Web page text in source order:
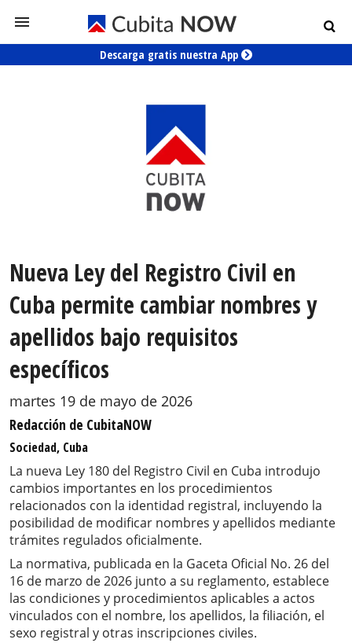
Descarga gratis nuestra App
Nueva Ley del Registro Civil en
Cuba permite cambiar nombres y
apellidos bajo requisitos
específicos
martes 19 de mayo de 2026
Redacción de CubitaNOW
Sociedad, Cuba
La nueva Ley 180 del Registro Civil en Cuba introdujo
cambios importantes en los procedimientos
relacionados con la identidad registral, incluyendo la
posibilidad de modificar nombres y apellidos mediante
trámites regulados oficialmente.
La normativa, publicada en la Gaceta Oficial No. 26 del
16 de marzo de 2026 junto a su reglamento, establece
las condiciones y procedimientos aplicables a actos
vinculados con el nombre, los apellidos, la filiación, el
sexo registral y otras inscripciones civiles.